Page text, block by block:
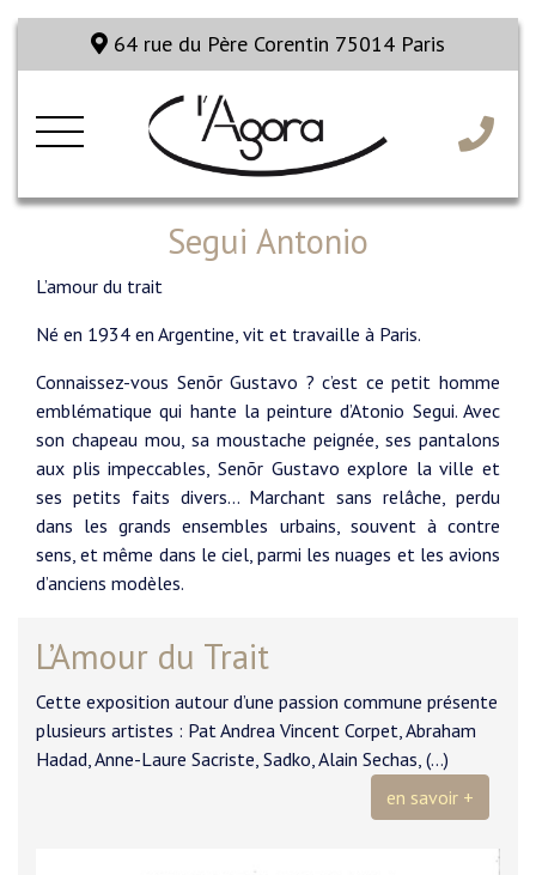
64 rue du Père Corentin 75014 Paris
Segui Antonio
L’amour du trait
Né en 1934 en Argentine, vit et travaille à Paris.
Connaissez-vous Senõr Gustavo ? c’est ce petit homme
emblématique qui hante la peinture d’Atonio Segui. Avec
son chapeau mou, sa moustache peignée, ses pantalons
aux plis impeccables, Senõr Gustavo explore la ville et
ses petits faits divers… Marchant sans relâche, perdu
dans les grands ensembles urbains, souvent à contre
sens, et même dans le ciel, parmi les nuages et les avions
d’anciens modèles.
L’Amour du Trait
Cette exposition autour d’une passion commune présente
plusieurs artistes : Pat Andrea Vincent Corpet, Abraham
Hadad, Anne-Laure Sacriste, Sadko, Alain Sechas, (…)
en savoir +